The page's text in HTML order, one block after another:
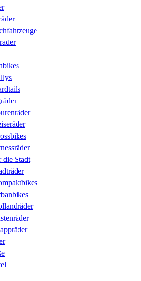
die Stadt